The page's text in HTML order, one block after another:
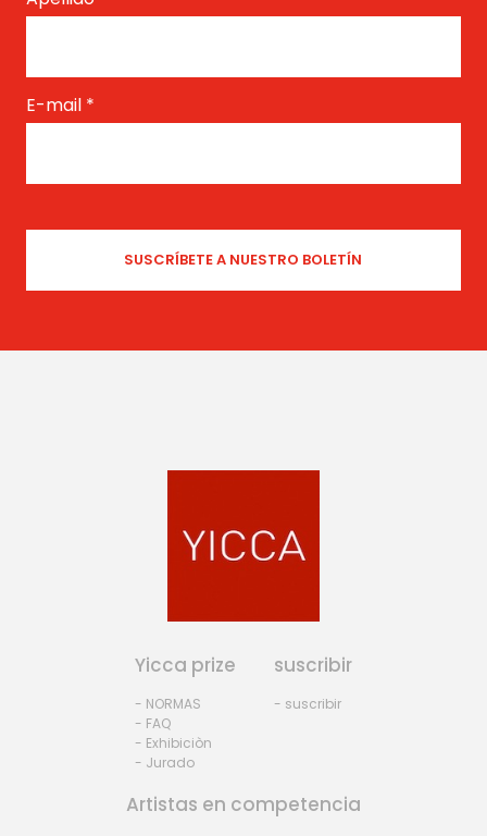
E-mail *
Yicca prize
- NORMAS
- FAQ
- Exhibiciòn
- Jurado
suscribir
- suscribir
Artistas en competencia